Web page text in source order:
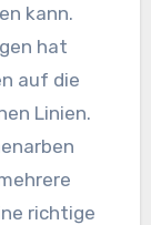
kann.
hat
auf die
Linien.
richtige